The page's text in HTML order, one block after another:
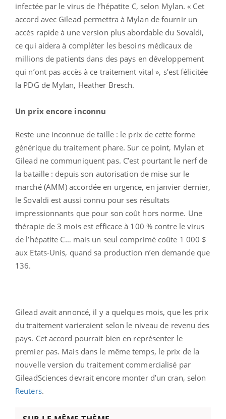
infectée par le virus de l’hépatite C, selon Mylan. « Cet
accord avec Gilead permettra à Mylan de fournir un
accès rapide à une version plus abordable du Sovaldi,
ce qui aidera à compléter les besoins médicaux de
millions de patients dans des pays en développement
qui n’ont pas accès à ce traitement vital », s’est félicitée
la PDG de Mylan, Heather Bresch.
Un prix encore inconnu
Reste une inconnue de taille : le prix de cette forme
générique du traitement phare. Sur ce point, Mylan et
Gilead ne communiquent pas. C’est pourtant le nerf de
la bataille : depuis son autorisation de mise sur le
marché (AMM) accordée en urgence, en janvier dernier,
le Sovaldi est aussi connu pour ses résultats
impressionnants que pour son coût hors norme. Une
thérapie de 3 mois est efficace à 100 % contre le virus
de l’hépatite C… mais un seul comprimé coûte 1 000 $
aux Etats-Unis, quand sa production n’en demande que
136.
Gilead avait annoncé, il y a quelques mois, que les prix
du traitement varieraient selon le niveau de revenu des
pays. Cet accord pourrait bien en représenter le
premier pas. Mais dans le même temps, le prix de la
nouvelle version du traitement commercialisé par
GileadSciences devrait encore monter d’un cran, selon
Reuters.